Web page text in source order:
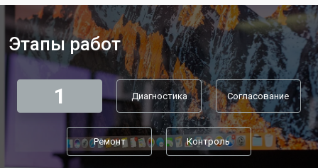
Этапы работ
1 Диагностика Согласование
Ремонт Контроль